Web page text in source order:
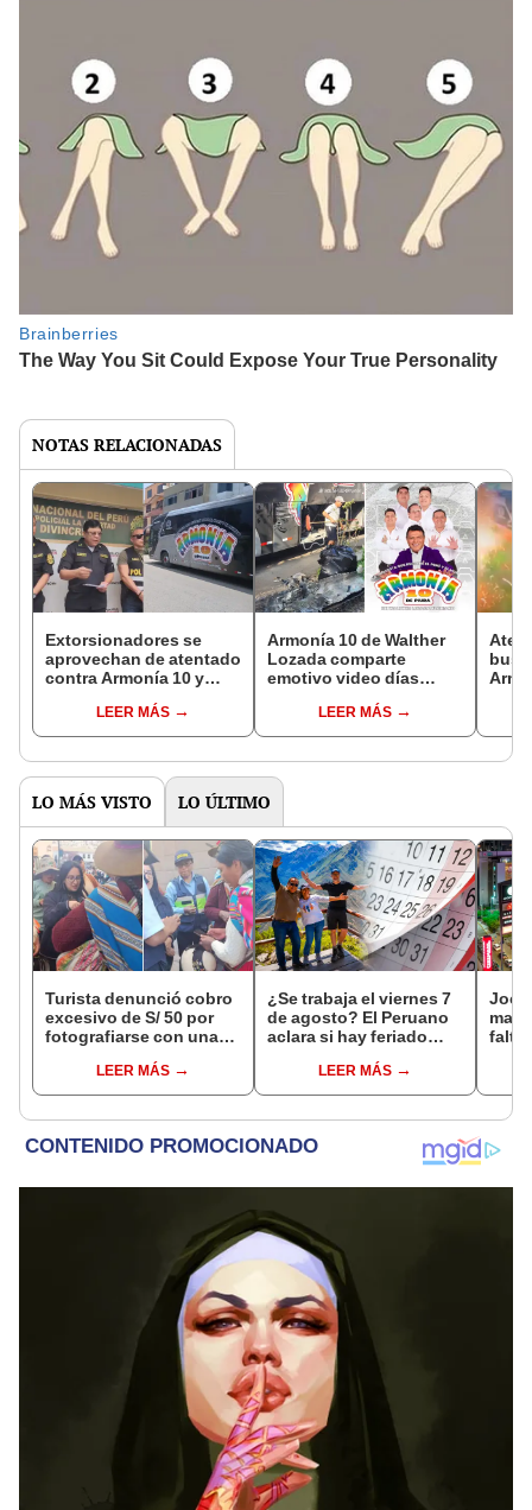
NOTAS RELACIONADAS
Extorsionadores se
aprovechan de atentado
contra Armonía 10 y
concierto en Trujillo
LEER MÁS
Armonía 10 de Walther
Lozada comparte
emotivo video días
"La música no hace
daño"
LEER MÁS
bus
LO MÁS VISTO LO ÚLTIMO
Turista denunció cobro
excesivo de S/ 50 por
fotografiarse con una
Serenazgo recuperó el
dinero
LEER MÁS
¿Se trabaja el viernes 7
de agosto? El Peruano
aclara si hay feriado
del 6 de agosto
LEER MÁS
falta